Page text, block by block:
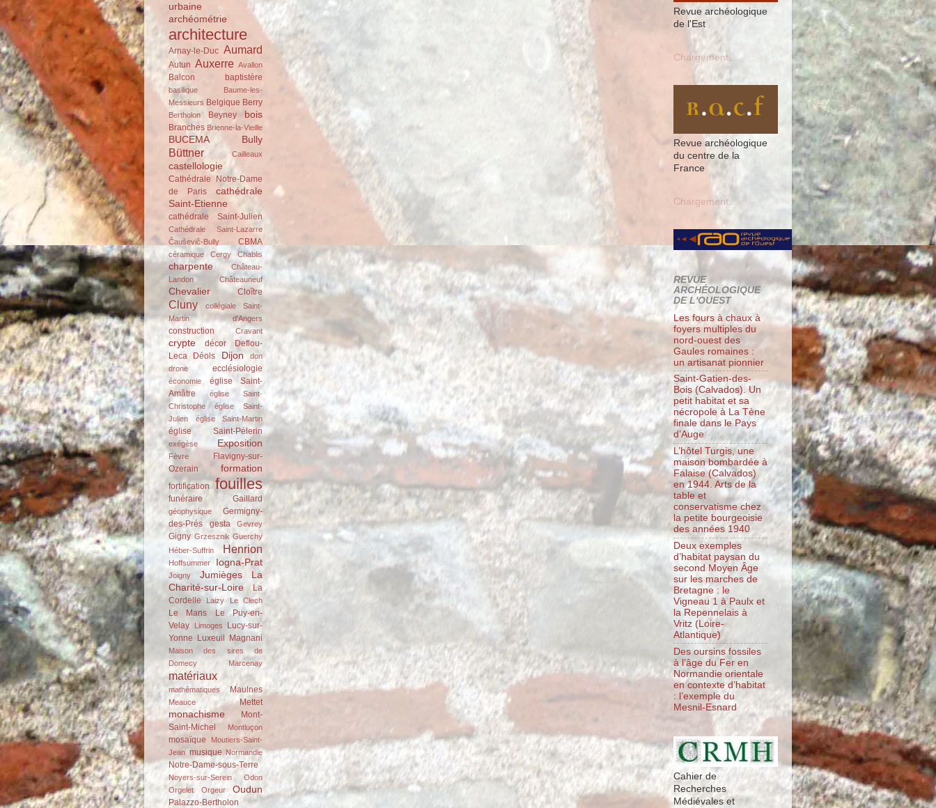
urbaine
archéométrie
architecture
Arnay-le-Duc Aumard
Autun Auxerre Avallon
Balcon baptistère
basilique
Baume-les-
Messieurs Belgique Berry
Bertholon Beyney bois
Branches Brienne-la-Vieille
BUCEMA Bully
Büttner Cailleaux
castellologie
Cathédrale Notre-Dame
de Paris
cathédrale
Saint-Etienne
cathédrale Saint-Julien
Cathédrale Saint-Lazarre
Čauševič-Bully
CBMA
céramique Cergy Chablis
charpente
Château-
Landon
Châteauneuf
Chevalier Cloître
Cluny
collégiale Saint-
Martin d'Angers
construction Cravant
crypte décor
Deflou-
Leca
Déols Dijon
don
drone
ecclésiologie
économie
église Saint-
Amâtre
église Saint-
Christophe
église Saint-
Julien
église Saint-Martin
église Saint-Pélerin
exégèse Exposition
Fèvre
Flavigny-sur-
Ozerain
formation
fortification fouilles
funéraire Gaillard
géophysique
Germigny-
des-Prés
gesta Gevrey
Gigny Grzesznik Guerchy
Héber-Suffrin
Henrion
Hoffsummer Iogna-Prat
Joigny Jumièges
La
Charité-sur-Loire
La
Cordelle
Laizy Le Clech
Le Mans
Le Puy-en-
Velay
Limoges
Lucy-sur-
Yonne Luxeuil Magnani
Maison des sires de
Domecy
Marcenay
matériaux
mathématiques Maulnes
Meauce Mettet
monachisme
Mont-
Saint-Michel
Montluçon
mosaïque
Moutiers-Saint-
Jean musique Normandie
Notre-Dame-sous-Terre
Noyers-sur-Serein
Odon
Orgelet
Orgeur Oudun
Palazzo-Bertholon
Revue archéologique
de l'Est
Chargement...
Revue archéologique
du centre de la
France
Chargement...
REVUE
ARCHÉOLOGIQUE
DE L'OUEST
Les fours à chaux à
foyers multiples du
nord-ouest des
Gaules romaines :
un artisanat pionnier
Saint-Gatien-des-
Bois (Calvados). Un
petit habitat et sa
nécropole à La Tène
finale dans le Pays
d’Auge
L’hôtel Turgis, une
maison bombardée à
Falaise (Calvados)
en 1944. Arts de la
table et
conservatisme chez
la petite bourgeoisie
des années 1940
Deux exemples
d’habitat paysan du
second Moyen Âge
sur les marches de
Bretagne : le
Vigneau 1 à Paulx et
la Repennelais à
Vritz (Loire-
Atlantique)
Des oursins fossiles
à l’âge du Fer en
Normandie orientale
en contexte d’habitat
: l’exemple du
Mesnil-Esnard
Cahier de
Recherches
Médiévales et